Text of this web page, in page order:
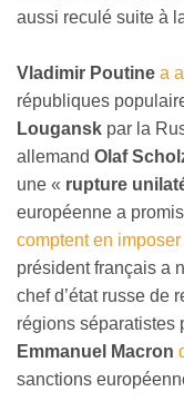
aussi reculé suite à
Vladimir Poutine a
républiques
Lougansk par la
allemand Olaf
une « rupture
européenne a
comptent en
président français a
chef d’état russe de
régions séparatistes
Emmanuel Macron
sanctions